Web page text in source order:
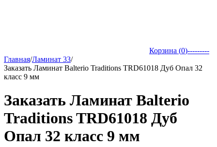
Корзина (0)---------
Главная/Ламинат 33/
Заказать Ламинат Balterio Traditions TRD61018 Дуб Опал 32
класс 9 мм
Заказать Ламинат Balterio
Traditions TRD61018 Дуб
Опал 32 класс 9 мм